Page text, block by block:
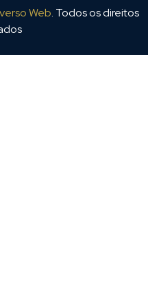
Web. Todos os direitos